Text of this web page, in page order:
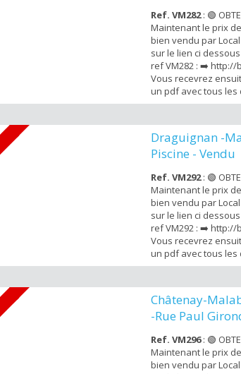
Ref. VM282: 🟢
Maintenant le prix
bien vendu par
sur le lien ci
ref VM282 : ➡️ http://
Vous recevrez
un pdf avec tous les
vendu . Local Agent
style art déco 1930
Marie-Curie , du RER
des commerces de
Draguignan -
Piscine - Vendu
Ref. VM292: 🟢
Maintenant le prix
bien vendu par
sur le lien ci
ref VM292 : ➡️ http://
Vous recevrez
un pdf avec tous les
vendu . Local Agent
, jardin et la
annexe
dévelop...
Châtenay-
-Rue Paul
Ref. VM296: 🟢
Maintenant le prix
bien vendu par